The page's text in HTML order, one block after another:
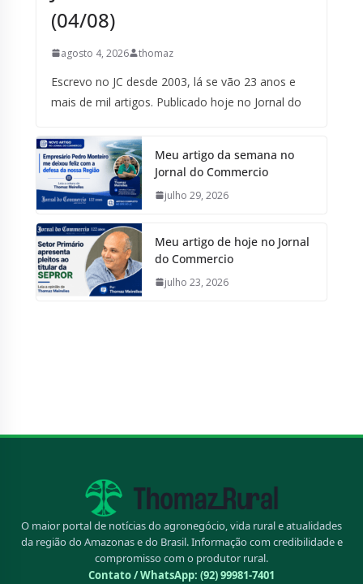
(04/08)
agosto 4, 2026 thomaz
Escrevo no JC desde 2003, lá se vão 23 anos e
mais de mil artigos. Publicado hoje no Jornal do
Meu artigo da semana no
Jornal do Commercio
julho 29, 2026
Meu artigo de hoje no Jornal
do Commercio
julho 23, 2026
O maior portal de notícias do agronegócio, vida rural e atualidades
da região do Amazonas e do Brasil. Informação com credibilidade e
compromisso com o produtor rural.
Contato / WhatsApp: (92) 99981-7401